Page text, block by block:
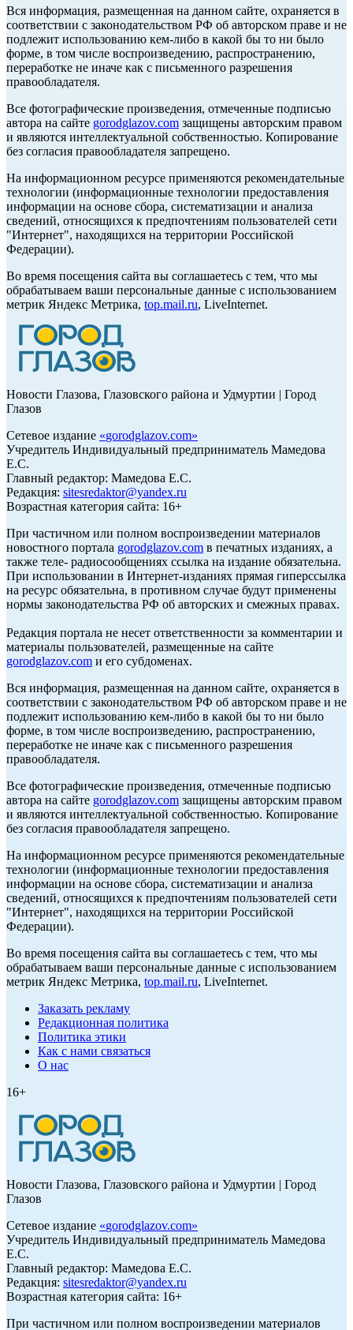
Вся информация, размещенная на данном сайте, охраняется в
соответствии с законодательством РФ об авторском праве и не
подлежит использованию кем-либо в какой бы то ни было
форме, в том числе воспроизведению, распространению,
переработке не иначе как с письменного разрешения
правообладателя.
Все фотографические произведения, отмеченные подписью
автора на сайте gorodglazov.com защищены авторским правом
и являются интеллектуальной собственностью. Копирование
без согласия правообладателя запрещено.
На информационном ресурсе применяются рекомендательные
технологии (информационные технологии предоставления
информации на основе сбора, систематизации и анализа
сведений, относящихся к предпочтениям пользователей сети
"Интернет", находящихся на территории Российской
Федерации).
Во время посещения сайта вы соглашаетесь с тем, что мы
обрабатываем ваши персональные данные с использованием
метрик Яндекс Метрика, top.mail.ru, LiveInternet.
Новости Глазова, Глазовского района и Удмуртии | Город
Глазов
Сетевое издание «gorodglazov.com»
Учредитель Индивидуальный предприниматель Мамедова
Е.С.
Главный редактор: Мамедова Е.С.
Редакция: sitesredaktor@yandex.ru
Возрастная категория сайта: 16+
При частичном или полном воспроизведении материалов
новостного портала gorodglazov.com в печатных изданиях, а
также теле- радиосообщениях ссылка на издание обязательна.
При использовании в Интернет-изданиях прямая гиперссылка
на ресурс обязательна, в противном случае будут применены
нормы законодательства РФ об авторских и смежных правах.
Редакция портала не несет ответственности за комментарии и
материалы пользователей, размещенные на сайте
gorodglazov.com и его субдоменах.
Вся информация, размещенная на данном сайте, охраняется в
соответствии с законодательством РФ об авторском праве и не
подлежит использованию кем-либо в какой бы то ни было
форме, в том числе воспроизведению, распространению,
переработке не иначе как с письменного разрешения
правообладателя.
Все фотографические произведения, отмеченные подписью
автора на сайте gorodglazov.com защищены авторским правом
и являются интеллектуальной собственностью. Копирование
без согласия правообладателя запрещено.
На информационном ресурсе применяются рекомендательные
технологии (информационные технологии предоставления
информации на основе сбора, систематизации и анализа
сведений, относящихся к предпочтениям пользователей сети
"Интернет", находящихся на территории Российской
Федерации).
Во время посещения сайта вы соглашаетесь с тем, что мы
обрабатываем ваши персональные данные с использованием
метрик Яндекс Метрика, top.mail.ru, LiveInternet.
Заказать рекламу
Редакционная политика
Политика этики
Как с нами связаться
О нас
16+
Новости Глазова, Глазовского района и Удмуртии | Город
Глазов
Сетевое издание «gorodglazov.com»
Учредитель Индивидуальный предприниматель Мамедова
Е.С.
Главный редактор: Мамедова Е.С.
Редакция: sitesredaktor@yandex.ru
Возрастная категория сайта: 16+
При частичном или полном воспроизведении материалов